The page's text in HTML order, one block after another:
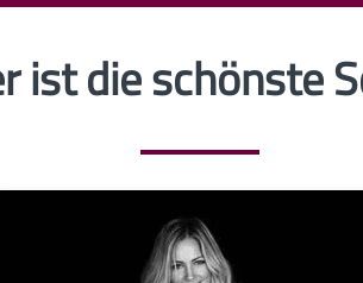
ist die schönste